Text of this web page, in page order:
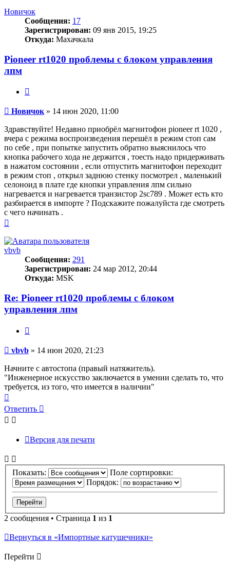
Новичок
Сообщения: 17
Зарегистрирован: 09 янв 2015, 19:25
Откуда: Махачкала
Pioneer rt1020 проблемы с блоком управления
лпм
Сообщение
Новичок » 14 июн 2020, 11:00
Здравствуйте! Недавно приобрёл магнитофон pioneer rt 1020 ,
вчера с режима воспроизведения перешёл в режим стоп сам
по себе , при попытке запустить обратно выяснилось что
кнопка рабочего хода не держится , тоесть надо придерживать
в нажатом состоянии , если отпустить магнитофон переходит
в режим стоп , открыл заднюю стенку посмотрел , маленький
селоноид в плате где кнопки управления лпм сильно
нагревается и нагревается транзистор 2sc789 . Может есть кто
разбирается в импорте ? Подскажите пожалуйста где смотреть
с чего начинать .
началу
vbvb
Сообщения: 291
Зарегистрирован: 24 мар 2012, 20:44
Откуда: MSK
Re: Pioneer rt1020 проблемы с блоком
управления лпм
Сообщение
vbvb » 14 июн 2020, 21:23
Начните с автостопа (правый натяжитель).
"Инженерное искусство заключается в умении сделать то, что
требуется, из того, что имеется в наличии"
к
началу
Ответить
Версия для печати
Показать:
Поле сортировки:
Порядок:
2 сообщения • Страница 1 из 1
Вернуться в «Импортные катушечники»
Перейти